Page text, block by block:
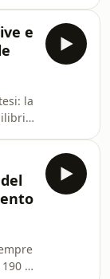
di
e
la
e